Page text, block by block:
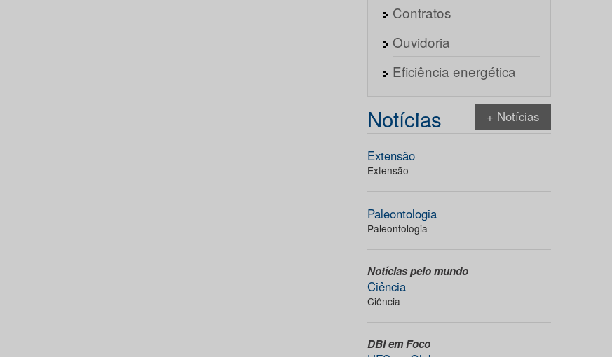
Contratos
Ouvidoria
Eficiência energética
Notícias + Notícias
Extensão
Extensão
Paleontologia
Paleontologia
Notícias pelo mundo
Ciência
Ciência
DBI em Foco